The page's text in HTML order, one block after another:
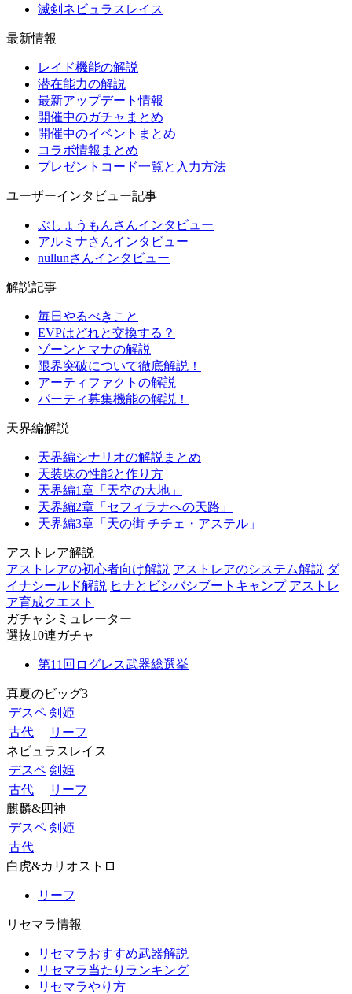
滅剣ネビュラスレイス
最新情報
レイド機能の解説
潜在能力の解説
最新アップデート情報
開催中のガチャまとめ
開催中のイベントまとめ
コラボ情報まとめ
プレゼントコード一覧と入力方法
ユーザーインタビュー記事
ぶしょうもんさんインタビュー
アルミナさんインタビュー
nullunさんインタビュー
解説記事
毎日やるべきこと
EVPはどれと交換する？
ゾーンとマナの解説
限界突破について徹底解説！
アーティファクトの解説
パーティ募集機能の解説！
天界編解説
天界編シナリオの解説まとめ
天装珠の性能と作り方
天界編1章「天空の大地」
天界編2章「セフィラナへの天路」
天界編3章「天の街 チチェ・アステル」
アストレア解説
アストレアの初心者向け解説 アストレアのシステム解説 ダ
イナシールド解説 ヒナとビシバシブートキャンプ アストレ
ア育成クエスト
ガチャシミュレーター
選抜10連ガチャ
第11回ログレス武器総選挙
真夏のビッグ3
デスペ 剣姫
古代
リーフ
ネビュラスレイス
デスペ 剣姫
古代
リーフ
麒麟&四神
デスペ 剣姫
古代
白虎&カリオストロ
リーフ
リセマラ情報
リセマラおすすめ武器解説
リセマラ当たりランキング
リセマラやり方